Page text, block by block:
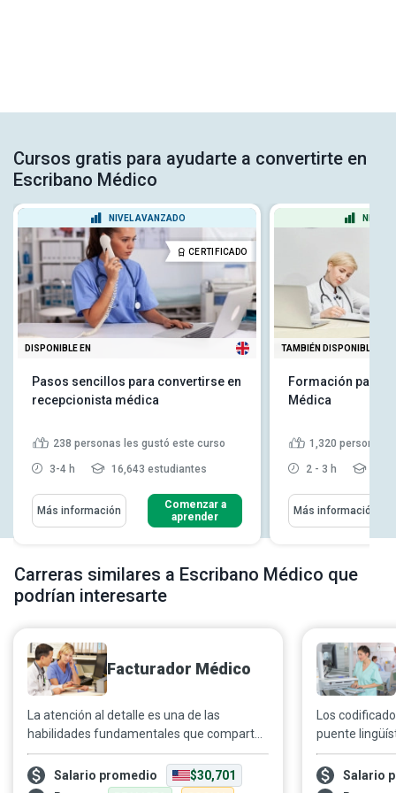
Cursos gratis para ayudarte a convertirte en
Escribano Médico
NIVEL AVANZADO
CERTIFICADO
DISPONIBLE EN
Pasos sencillos para convertirse en
recepcionista médica
238 personas les gustó este curso
3-4 h 16,643 estudiantes
Más información
Comenzar a
aprender
NIVEL
TAMBIÉN DISPONIBLE EN
Formación para
Médica
1,320 personas
2 - 3 h
Más información
Carreras similares a Escribano Médico que
podrían interesarte
Facturador Médico
La atención al detalle es una de las
habilidades fundamentales que comparten
los profesionales de la salud. Los
facturadores médicos, comprometidos con
simplificar los procedimientos sanitarios
Salario promedio
$30,701
Los
puente
compañías
alrededor del
Salario